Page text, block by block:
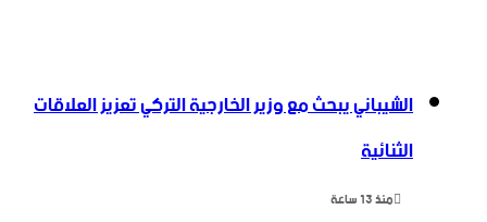
الشيباني يبحث مع وزير الخارجية التركي تعزيز العلاقات
الثنائية
منذ 13 ساعة